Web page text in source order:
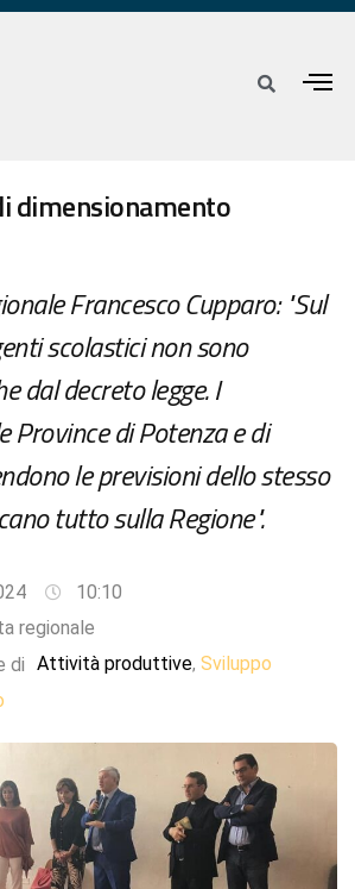
dimensionamento
Francesco Cupparo: "Sul
scolastici non sono
dal decreto legge. I
Province di Potenza e di
le previsioni dello stesso
tutto sulla Regione".
10:10
regionale
di Attività produttive, Sviluppo